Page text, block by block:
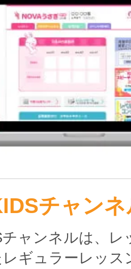
チャン
チャンネルは、
ギュラーレッス